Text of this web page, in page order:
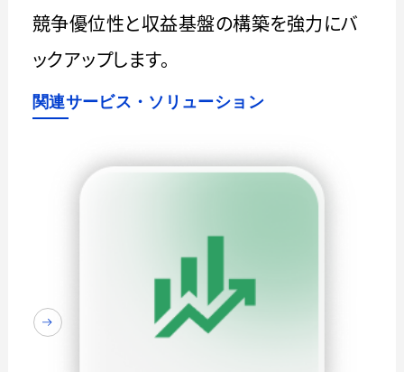
競争優位性と収益基盤の構築を強力にバ
ックアップします。
関連サービス・ソリューション